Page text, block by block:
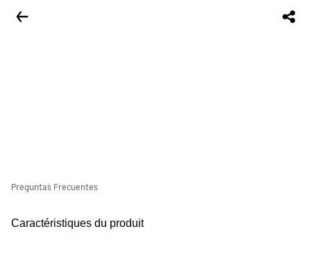
Preguntas Frecuentes
Caractéristiques du produit